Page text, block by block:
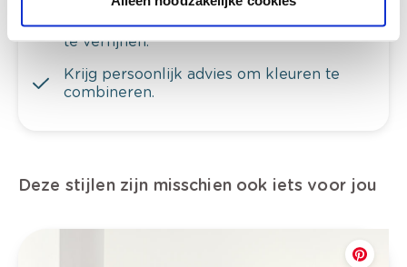
Bekijk er de bijhorende tinten om je kleur
te verfijnen.
Krijg persoonlijk advies om kleuren te
combineren.
Deze stijlen zijn misschien ook iets voor jou